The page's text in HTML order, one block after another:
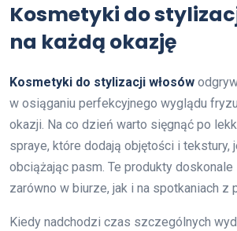
Kosmetyki do
na każdą okazję
Kosmetyki do stylizacji włosów
w osiąganiu perfekcyjnego wyglądu
okazji. Na co dzień warto sięgnąć po
spraye, które dodają objętości i tekstury,
obciążając pasm. Te produkty
zarówno w biurze, jak i na spotkaniach z
Kiedy nadchodzi czas szczególnych